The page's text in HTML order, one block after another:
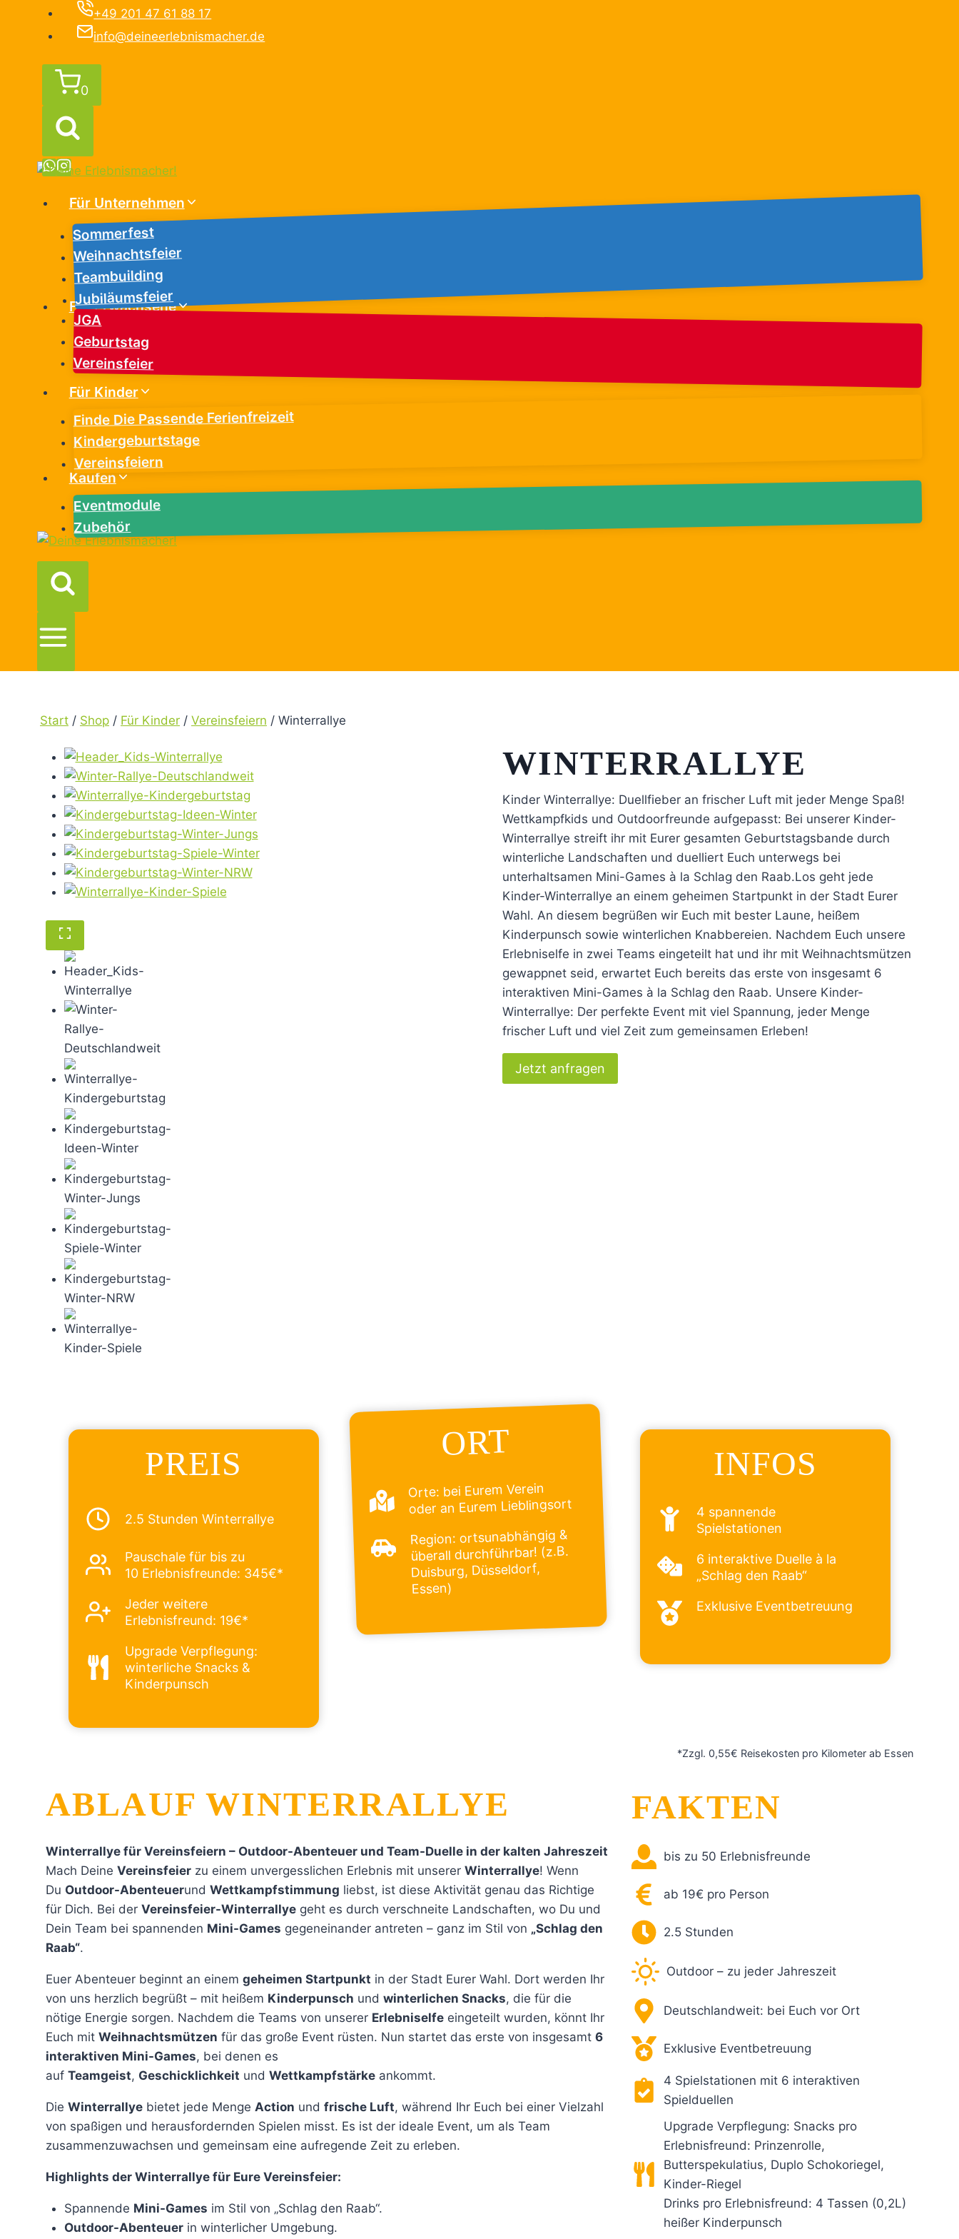
+49 201 47 61 88 17
info@deineerlebnismacher.de
0
Für Unternehmen
Sommerfest
Weihnachtsfeier
Teambuilding
Jubiläumsfeier
Für Erwachsene
JGA
Geburtstag
Vereinsfeier
Für Kinder
Finde Die Passende Ferienfreizeit
Kindergeburtstage
Vereinsfeiern
Kaufen
Eventmodule
Zubehör
Start / Shop / Für Kinder / Vereinsfeiern / Winterrallye
WINTERRALLYE
Kinder Winterrallye: Duellfieber an frischer Luft mit jeder Menge Spaß!
Wettkampfkids und Outdoorfreunde aufgepasst: Bei unserer Kinder-
Winterrallye streift ihr mit Eurer gesamten Geburtstagsbande durch
winterliche Landschaften und duelliert Euch unterwegs bei
unterhaltsamen Mini-Games à la Schlag den Raab.Los geht jede
Kinder-Winterrallye an einem geheimen Startpunkt in der Stadt Eurer
Wahl. An diesem begrüßen wir Euch mit bester Laune, heißem
Kinderpunsch sowie winterlichen Knabbereien. Nachdem Euch unsere
Erlebniselfe in zwei Teams eingeteilt hat und ihr mit Weihnachtsmützen
gewappnet seid, erwartet Euch bereits das erste von insgesamt 6
interaktiven Mini-Games à la Schlag den Raab. Unsere Kinder-
Winterrallye: Der perfekte Event mit viel Spannung, jeder Menge
frischer Luft und viel Zeit zum gemeinsamen Erleben!
Jetzt anfragen
PREIS
2.5 Stunden Winterrallye
Pauschale für bis zu
10 Erlebnisfreunde: 345€*
Jeder weitere
Erlebnisfreund: 19€*
Upgrade Verpflegung:
winterliche Snacks &
Kinderpunsch
ORT
Orte: bei Eurem Verein
oder an Eurem Lieblingsort
Region: ortsunabhängig &
überall durchführbar! (z.B.
Duisburg, Düsseldorf,
Essen)
INFOS
4 spannende
Spielstationen
6 interaktive Duelle à la
„Schlag den Raab“
Exklusive Eventbetreuung
*Zzgl. 0,55€ Reisekosten pro Kilometer ab Essen
ABLAUF WINTERRALLYE
Winterrallye für Vereinsfeiern – Outdoor-Abenteuer und Team-Duelle in der kalten Jahreszeit
Mach Deine Vereinsfeier zu einem unvergesslichen Erlebnis mit unserer Winterrallye! Wenn
Du Outdoor-Abenteuerund Wettkampfstimmung liebst, ist diese Aktivität genau das Richtige
für Dich. Bei der Vereinsfeier-Winterrallye geht es durch verschneite Landschaften, wo Du und
Dein Team bei spannenden Mini-Games gegeneinander antreten – ganz im Stil von „Schlag den
Raab“.
Euer Abenteuer beginnt an einem geheimen Startpunkt in der Stadt Eurer Wahl. Dort werden Ihr
von uns herzlich begrüßt – mit heißem Kinderpunsch und winterlichen Snacks, die für die
nötige Energie sorgen. Nachdem die Teams von unserer Erlebniselfe eingeteilt wurden, könnt Ihr
Euch mit Weihnachtsmützen für das große Event rüsten. Nun startet das erste von insgesamt 6
interaktiven Mini-Games, bei denen es
auf Teamgeist, Geschicklichkeit und Wettkampfstärke ankommt.
Die Winterrallye bietet jede Menge Action und frische Luft, während Ihr Euch bei einer Vielzahl
von spaßigen und herausfordernden Spielen misst. Es ist der ideale Event, um als Team
zusammenzuwachsen und gemeinsam eine aufregende Zeit zu erleben.
Highlights der Winterrallye für Eure Vereinsfeier:
Spannende Mini-Games im Stil von „Schlag den Raab“.
Outdoor-Abenteuerin winterlicher Umgebung.
FAKTEN
bis zu 50 Erlebnisfreunde
ab 19€ pro Person
2.5 Stunden
Outdoor – zu jeder Jahreszeit
Deutschlandweit: bei Euch vor Ort
Exklusive Eventbetreuung
4 Spielstationen mit 6 interaktiven
Spielduellen
Upgrade Verpflegung: Snacks pro
Erlebnisfreund: Prinzenrolle,
Butterspekulatius, Duplo Schokoriegel,
Kinder-Riegel
Drinks pro Erlebnisfreund: 4 Tassen (0,2L)
heißer Kinderpunsch